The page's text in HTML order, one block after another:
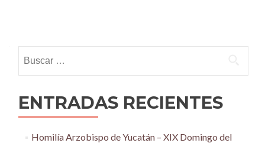
navigation
ENTRADAS RECIENTES
Homilía Arzobispo de Yucatán – XIX Domingo del